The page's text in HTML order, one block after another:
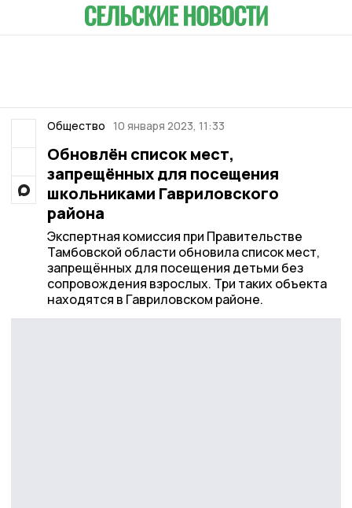
Общество 10 января 2023, 11:33
Обновлён список мест,
запрещённых для посещения
школьниками Гавриловского
района
Экспертная комиссия при Правительстве
Тамбовской области обновила список мест,
запрещённых для посещения детьми без
сопровождения взрослых. Три таких объекта
находятся в Гавриловском районе.